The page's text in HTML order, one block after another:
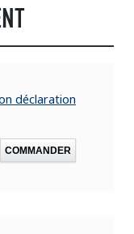
déclaration
COMMANDER